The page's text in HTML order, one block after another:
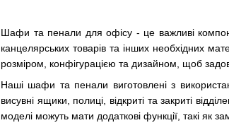
Шафи та пенали для офісу - це важливі
канцелярських товарів та інших необхідних
розміром, конфігурацією та дизайном, щоб
Наші шафи та пенали виготовлені з
висувні ящики, полиці, відкриті та закриті
моделі можуть мати додаткові функції, такі як